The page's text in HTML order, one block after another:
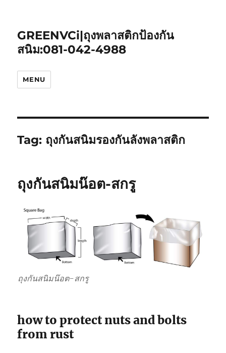
GREENVCi|ถุงพลาสติกป้องกัน
สนิม:081-042-4988
MENU
Tag: ถุงกันสนิมรองกันลังพลาสติก
ถุงกันสนิมน๊อต-สกรู
ถุงกันสนิมน๊อต-สกรู
how to protect nuts and bolts
from rust